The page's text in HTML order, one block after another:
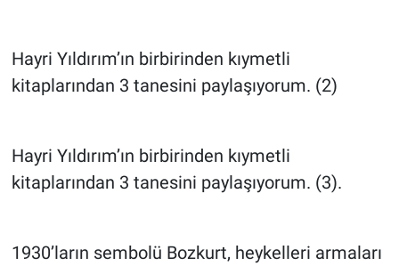
Hayri Yıldırım’ın birbirinden kıymetli
kitaplarından 3 tanesini paylaşıyorum. (2)
Hayri Yıldırım’ın birbirinden kıymetli
kitaplarından 3 tanesini paylaşıyorum. (3).
1930’ların sembolü Bozkurt, heykelleri armaları